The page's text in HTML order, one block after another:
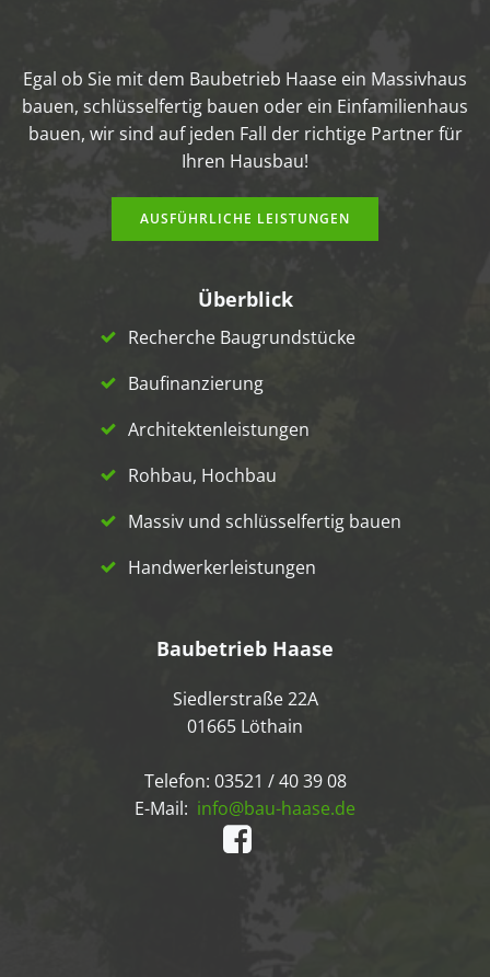
Egal ob Sie mit dem Baubetrieb Haase ein Massivhaus
bauen, schlüsselfertig bauen oder ein Einfamilienhaus
bauen, wir sind auf jeden Fall der richtige Partner für
Ihren Hausbau!
AUSFÜHRLICHE LEISTUNGEN
Überblick
Recherche Baugrundstücke
Baufinanzierung
Architektenleistungen
Rohbau, Hochbau
Massiv und schlüsselfertig bauen
Handwerkerleistungen
Baubetrieb Haase
Siedlerstraße 22A
01665 Löthain
Telefon: 03521 / 40 39 08
E-Mail: info@bau-haase.de